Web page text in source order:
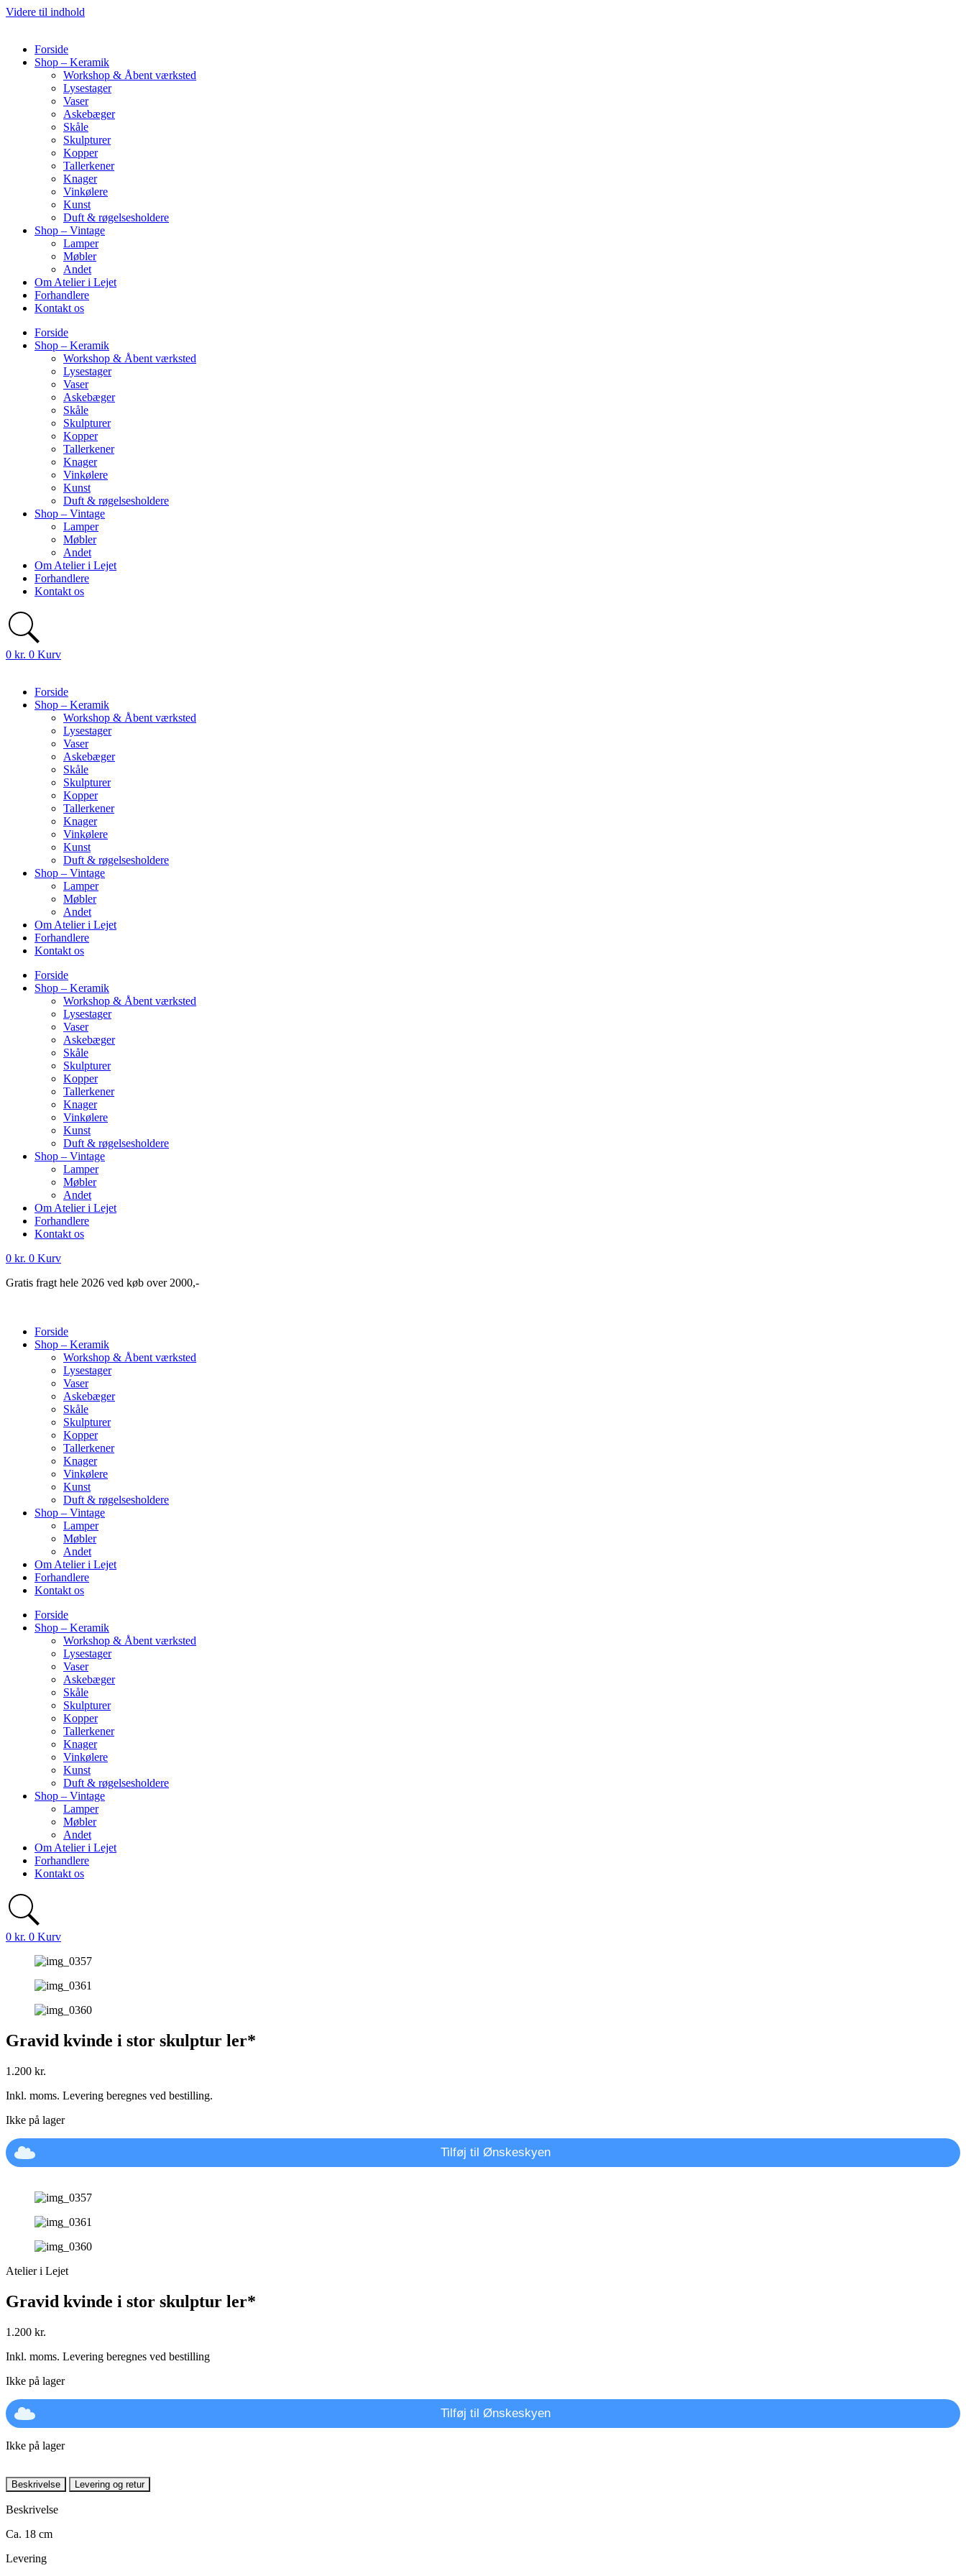
Videre til indhold
Forside
Shop – Keramik
Workshop & Åbent værksted
Lysestager
Vaser
Askebæger
Skåle
Skulpturer
Kopper
Tallerkener
Knager
Vinkølere
Kunst
Duft & røgelsesholdere
Shop – Vintage
Lamper
Møbler
Andet
Om Atelier i Lejet
Forhandlere
Kontakt os
Forside
Shop – Keramik
Workshop & Åbent værksted
Lysestager
Vaser
Askebæger
Skåle
Skulpturer
Kopper
Tallerkener
Knager
Vinkølere
Kunst
Duft & røgelsesholdere
Shop – Vintage
Lamper
Møbler
Andet
Om Atelier i Lejet
Forhandlere
Kontakt os
0 kr. 0 Kurv
Forside
Shop – Keramik
Workshop & Åbent værksted
Lysestager
Vaser
Askebæger
Skåle
Skulpturer
Kopper
Tallerkener
Knager
Vinkølere
Kunst
Duft & røgelsesholdere
Shop – Vintage
Lamper
Møbler
Andet
Om Atelier i Lejet
Forhandlere
Kontakt os
Forside
Shop – Keramik
Workshop & Åbent værksted
Lysestager
Vaser
Askebæger
Skåle
Skulpturer
Kopper
Tallerkener
Knager
Vinkølere
Kunst
Duft & røgelsesholdere
Shop – Vintage
Lamper
Møbler
Andet
Om Atelier i Lejet
Forhandlere
Kontakt os
0 kr. 0 Kurv
Gratis fragt hele 2026 ved køb over 2000,-
Forside
Shop – Keramik
Workshop & Åbent værksted
Lysestager
Vaser
Askebæger
Skåle
Skulpturer
Kopper
Tallerkener
Knager
Vinkølere
Kunst
Duft & røgelsesholdere
Shop – Vintage
Lamper
Møbler
Andet
Om Atelier i Lejet
Forhandlere
Kontakt os
Forside
Shop – Keramik
Workshop & Åbent værksted
Lysestager
Vaser
Askebæger
Skåle
Skulpturer
Kopper
Tallerkener
Knager
Vinkølere
Kunst
Duft & røgelsesholdere
Shop – Vintage
Lamper
Møbler
Andet
Om Atelier i Lejet
Forhandlere
Kontakt os
0 kr. 0 Kurv
Gravid kvinde i stor skulptur ler*
1.200 kr.
Inkl. moms. Levering beregnes ved bestilling.
Ikke på lager
Tilføj til Ønskeskyen
Atelier i Lejet
Gravid kvinde i stor skulptur ler*
1.200 kr.
Inkl. moms. Levering beregnes ved bestilling
Ikke på lager
Tilføj til Ønskeskyen
Ikke på lager
Beskrivelse Levering og retur
Beskrivelse
Ca. 18 cm
Levering